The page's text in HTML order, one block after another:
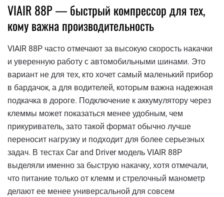
VIAIR 88P — быстрый компрессор для тех,
кому важна производительность
VIAIR 88P часто отмечают за высокую скорость накачки
и уверенную работу с автомобильными шинами. Это
вариант не для тех, кто хочет самый маленький прибор
в бардачок, а для водителей, которым важна надежная
подкачка в дороге. Подключение к аккумулятору через
клеммы может показаться менее удобным, чем
прикуриватель, зато такой формат обычно лучше
переносит нагрузку и подходит для более серьезных
задач. В тестах Car and Driver модель VIAIR 88P
выделяли именно за быструю накачку, хотя отмечали,
что питание только от клемм и стрелочный манометр
делают ее менее универсальной для совсем